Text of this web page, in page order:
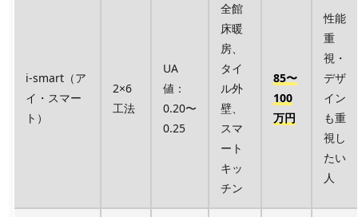
i-smart（ア
イ・スマー
ト）
2×6
工法
UA
値：
0.20〜
0.25
全館
床暖
房、
タイ
ル外
壁、
スマ
ート
キッ
チン
85〜
100
万円
性能
重
視・
デザ
イン
も重
視し
たい
人